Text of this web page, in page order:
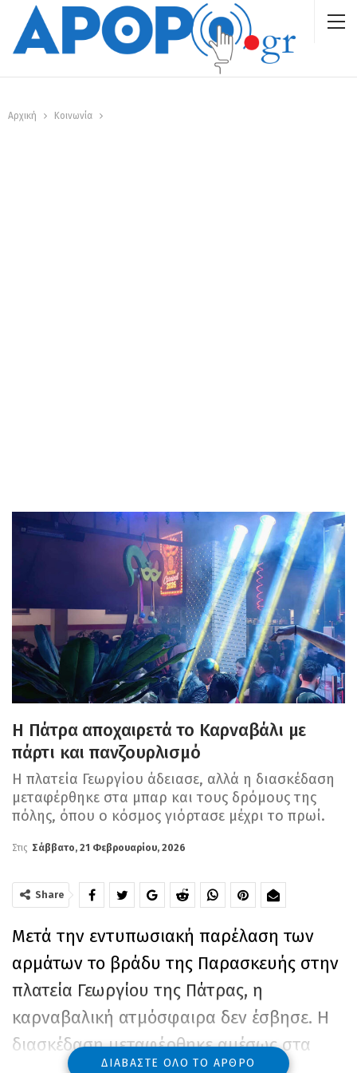
Αρχική Κοινωνία
Η Πάτρα αποχαιρετά το Καρναβάλι με
πάρτι και πανζουρλισμό
Η πλατεία Γεωργίου άδειασε, αλλά η διασκέδαση
μεταφέρθηκε στα μπαρ και τους δρόμους της
πόλης, όπου ο κόσμος γιόρτασε μέχρι το πρωί.
Στις Σάββατο, 21 Φεβρουαρίου, 2026
Share
Μετά την εντυπωσιακή παρέλαση των
αρμάτων το βράδυ της Παρασκευής στην
πλατεία Γεωργίου της Πάτρας, η
καρναβαλική ατμόσφαιρα δεν έσβησε. Η
διασκέδαση μεταφέρθηκε αμέσως στα
ΔΙΑΒΆΣΤΕ ΌΛΟ ΤΟ ΆΡΘΡΟ